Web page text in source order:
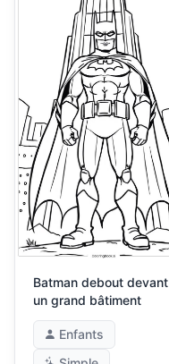
Batman debout devant
un grand bâtiment
Enfants